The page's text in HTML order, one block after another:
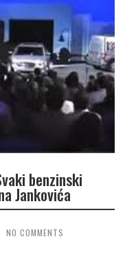
benzinski
Jankovića
NO COMMENTS